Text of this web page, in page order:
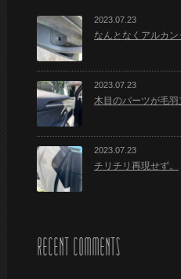
2023.07.23
なんとなくアルカン
2023.07.23
木目のパーツが毛羽
2023.07.23
チリチリ再現せず。
RECENT COMMENTS